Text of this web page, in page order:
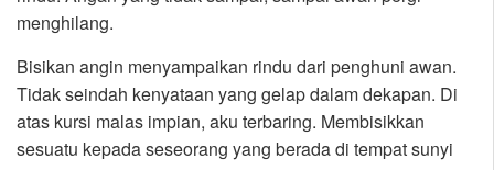
menghilang.
Bisikan angin menyampaikan rindu dari penghuni awan.
Tidak seindah kenyataan yang gelap dalam dekapan. Di
atas kursi malas impian, aku terbaring. Membisikkan
sesuatu kepada seseorang yang berada di tempat sunyi